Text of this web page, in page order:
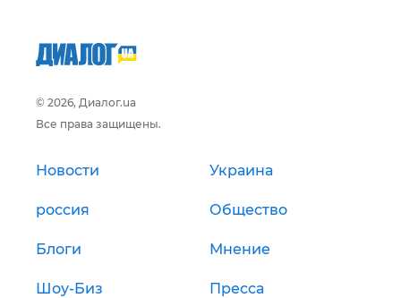
© 2026, Диалог.ua
Все права защищены.
Новости Украина
россия Общество
Блоги Мнение
Шоу-Биз Пресса